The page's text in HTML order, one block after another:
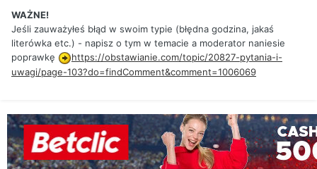
WAŻNE!
Jeśli zauważyłeś błąd w swoim typie (błędna godzina, jakaś
literówka etc.) - napisz o tym w temacie a moderator naniesie
poprawkę
https://obstawianie.com/topic/20827-pytania-i-
uwagi/page-103?do=findComment&comment=1006069